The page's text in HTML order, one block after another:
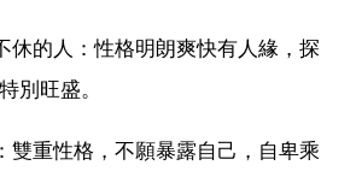
休的人：性格明朗爽快有人緣，探
別旺盛。
雙重性格，不願暴露自己，自卑乘